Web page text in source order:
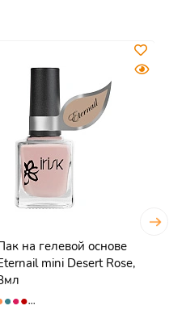
на гелевой основе
mini Desert Rose,